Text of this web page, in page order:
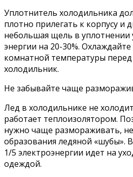
Уплотнитель холодильника
плотно прилегать к корпусу и
небольшая щель в уплотнении
энергии на 20-30%.
комнатной температуры
холодильник.
Не забывайте чаще
Лед в холодильнике не
работает теплоизолятором.
нужно чаще размораживать, не
образования ледяной «шубы».
1/5 электроэнергии идет на
одеждой.